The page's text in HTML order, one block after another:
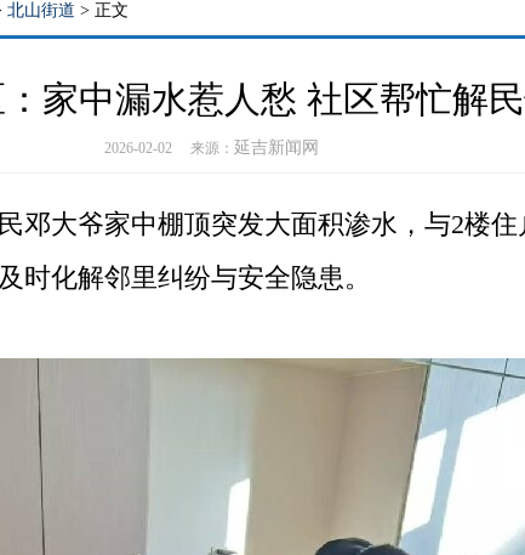
北山街道 > 正文
家中漏水惹人愁 社区帮忙解
2026-02-02 来源： 延吉新闻网
大爷家中棚顶突发大面积渗水，与2楼住
时化解邻里纠纷与安全隐患。